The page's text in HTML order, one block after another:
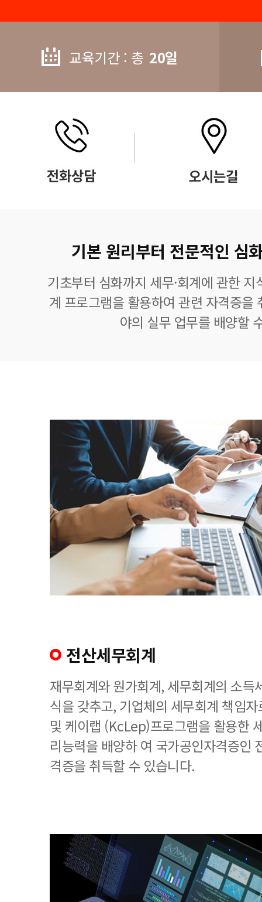
교육기간 : 총 20일
기본 원리부터 전문적인 심
기초부터 심화까지 세무·회계에 관한
계 프로그램을 활용하여 관련 자격증을
야의 실무 업무를 배양할
전산세무회계
재무회계와 원가회계, 세무회계의 소득
식을 갖추고, 기업체의 세무회계 책임
및 케이랩 (KcLep)프로그램을 활용한
리능력을 배양하 여 국가공인자격증인
격증을 취득할 수 있습니다.